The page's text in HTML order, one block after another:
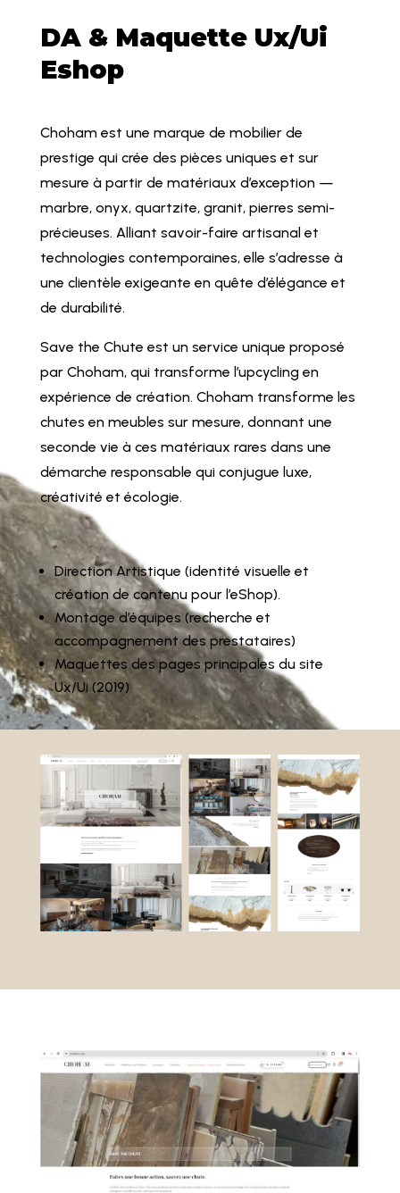
DA & Maquette Ux/Ui
Eshop
Choham est une marque de mobilier de
prestige qui crée des pièces uniques et sur
mesure à partir de matériaux d’exception —
marbre, onyx, quartzite, granit, pierres semi-
précieuses. Alliant savoir-faire artisanal et
technologies contemporaines, elle s’adresse à
une clientèle exigeante en quête d’élégance et
de durabilité.
Save the Chute est un service unique proposé
par Choham, qui transforme l’upcycling en
expérience de création. Choham transforme les
chutes en meubles sur mesure, donnant une
seconde vie à ces matériaux rares dans une
démarche responsable qui conjugue luxe,
créativité et écologie.
Direction Artistique (identité visuelle et
création de contenu pour l’eShop).
Montage d’équipes (recherche et
accompagnement des prestataires)
Maquettes des pages principales du site
Ux/Ui (2019)